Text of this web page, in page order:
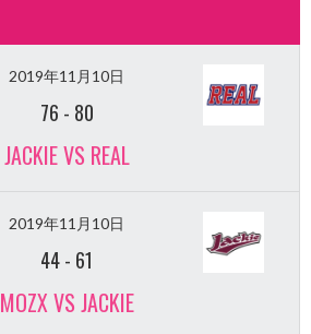
2019年11月10日
76 - 80
JACKIE VS REAL
2019年11月10日
44- 61
MOZX VS JACKIE